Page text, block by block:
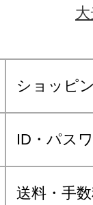
ショッピ
ID・パス
送料・手